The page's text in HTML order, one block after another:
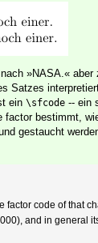
»NASA.« aber
Satzes
ein \sfcode -- ein
factor bestimmt,
gestaucht
factor code of that
and in general